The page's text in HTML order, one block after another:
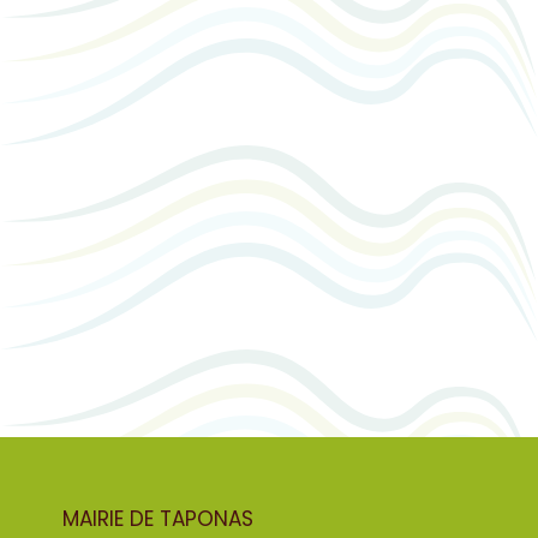
MAIRIE DE TAPONAS